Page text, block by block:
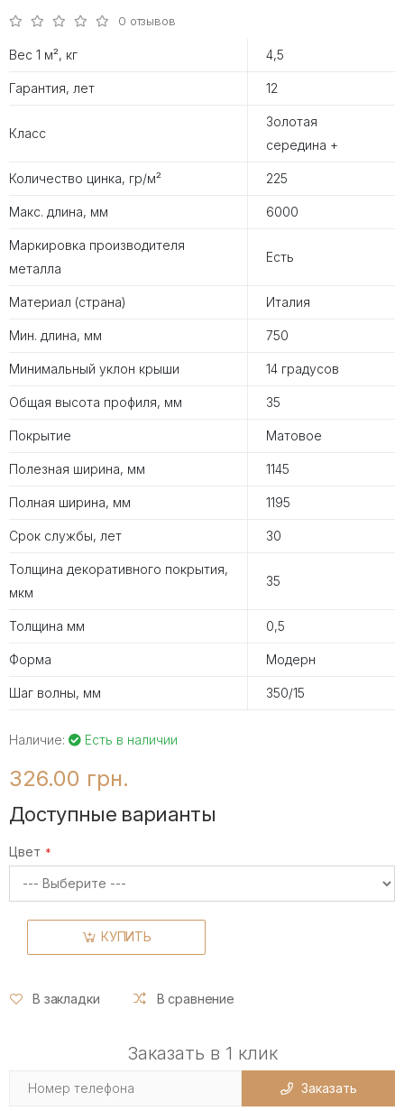
0 отзывов
Вес 1 м², кг 4,5
Гарантия, лет 12
Класс
Золотая
середина +
Количество цинка, гр/м² 225
Макс. длина, мм 6000
Маркировка производителя
металла
Есть
Материал (страна) Италия
Мин. длина, мм 750
Минимальный уклон крыши 14 градусов
Общая высота профиля, мм 35
Покрытие Матовое
Полезная ширина, мм 1145
Полная ширина, мм 1195
Срок службы, лет 30
Толщина декоративного покрытия,
мкм
35
Толщина мм 0,5
Форма Модерн
Шаг волны, мм 350/15
Наличие: Есть в наличии
326.00 грн.
Доступные варианты
Цвет
КУПИТЬ
В закладки В сравнение
Заказать в 1 клик
Заказать